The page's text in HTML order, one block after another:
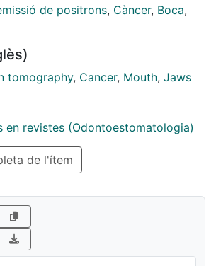
La tomografía por emisión de
técnica de diagnóstico por la
para el estudio de la
posible malignización de los
no valorables
para el diagnóstico de
El único trazador que tiene
es la fluor-desoxiglucosa- F18 o
la intensa acumulación de FDG
los tumores malignos, debido al
que tienen las células
la introducción de sistemas híbridos
tomografía computadorizada o la
de positrons, Càncer, Boca,
tomography, Cancer, Mouth, Jaws
en revistes (Odontoestomatologia)
de l'ítem